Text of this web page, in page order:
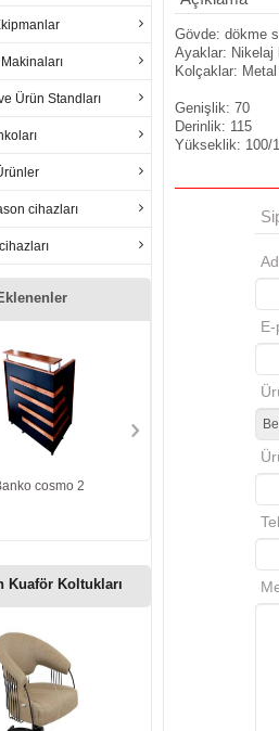
Ürün Standları
cihazları
cosmo 2
Kuaför Koltukları
Gövde: dökme
Ayaklar: Nikelaj
Kolçaklar: Metal
Genişlik: 70
Derinlik: 115
Yükseklik: 100/